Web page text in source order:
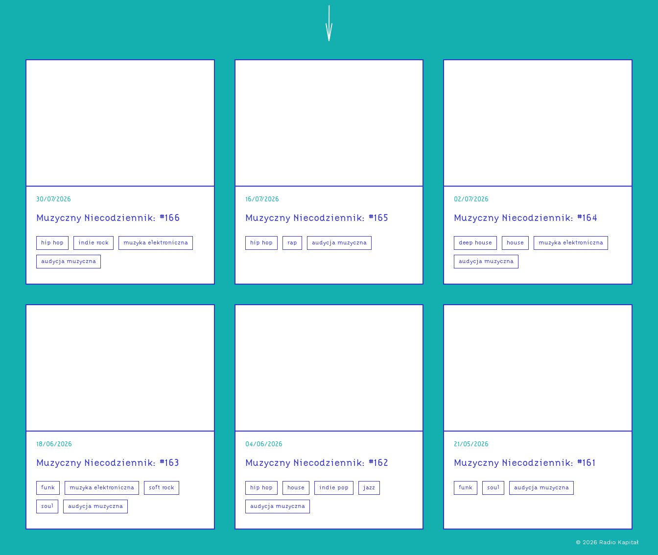
30/07/2026
Muzyczny Niecodziennik: #166
hip hop indie rock muzyka elektroniczna
audycja muzyczna
16/07/2026
Muzyczny Niecodziennik: #165
hip hop rap audycja muzyczna
02/07/2026
Muzyczny Niecodziennik: #164
deep house house muzyka elektroniczna
audycja muzyczna
18/06/2026
Muzyczny Niecodziennik: #163
funk muzyka elektroniczna soft rock
soul audycja muzyczna
04/06/2026
Muzyczny Niecodziennik: #162
hip hop house indie pop jazz
audycja muzyczna
21/05/2026
Muzyczny Niecodziennik: #161
funk soul audycja muzyczna
© 2026 Radio Kapitał